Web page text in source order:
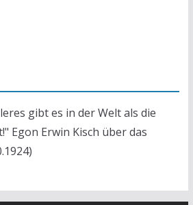
gibt es in der Welt als die
Egon Erwin Kisch über das